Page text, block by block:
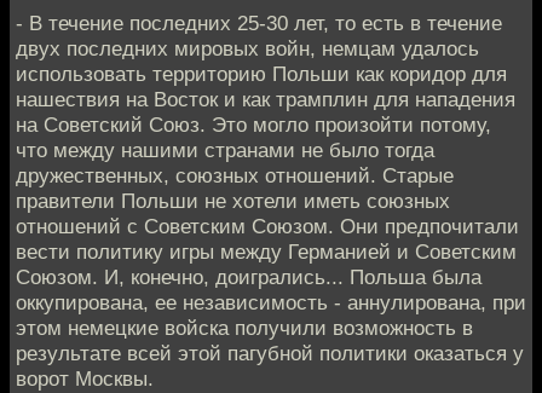
- В течение последних 25-30 лет, то есть в течение
двух последних мировых войн, немцам удалось
использовать территорию Польши как коридор для
нашествия на Восток и как трамплин для нападения
на Советский Союз. Это могло произойти потому,
что между нашими странами не было тогда
дружественных, союзных отношений. Старые
правители Польши не хотели иметь союзных
отношений с Советским Союзом. Они предпочитали
вести политику игры между Германией и Советским
Союзом. И, конечно, доигрались... Польша была
оккупирована, ее независимость - аннулирована, при
этом немецкие войска получили возможность в
результате всей этой пагубной политики оказаться у
ворот Москвы.